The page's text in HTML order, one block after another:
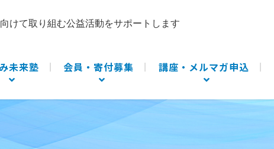
けて取り組む公益活動をサポートします
未来塾 会員・寄付募集 講座・メルマガ申込